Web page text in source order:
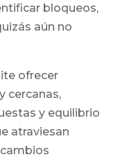
bloqueos,
aún no
ofrecer
cercanas,
y equilibrio
atraviesan